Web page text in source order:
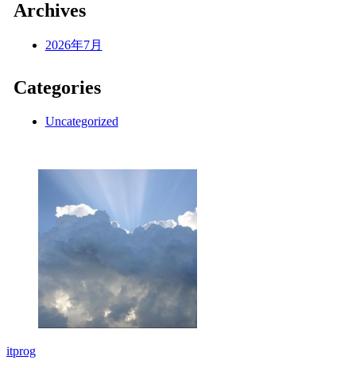
Archives
2026年7月
Categories
Uncategorized
itprog